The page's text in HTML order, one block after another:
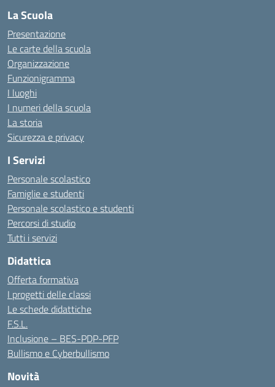
La Scuola
Presentazione
Le carte della scuola
Organizzazione
Funzionigramma
I luoghi
I numeri della scuola
La storia
Sicurezza e privacy
I Servizi
Personale scolastico
Famiglie e studenti
Personale scolastico e studenti
Percorsi di studio
Tutti i servizi
Didattica
Offerta formativa
I progetti delle classi
Le schede didattiche
F.S.L.
Inclusione – BES-PDP-PFP
Bullismo e Cyberbullismo
Novità